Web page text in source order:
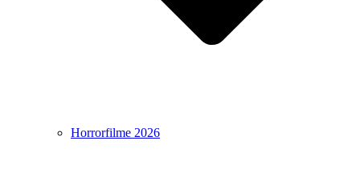
Horrorfilme 2026